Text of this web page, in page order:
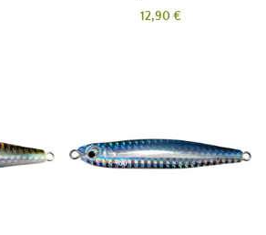
Prix
12,90 €